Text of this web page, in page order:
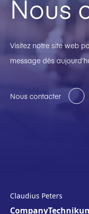
Nous
Visitez notre site web
message dès
Nous contacter
Claudius Peters
Company